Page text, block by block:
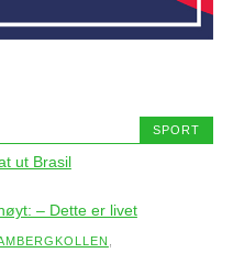
SPORT
ut Brasil
– Dette er livet